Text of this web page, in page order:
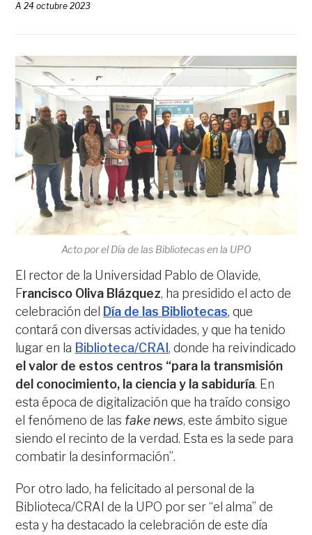
A24 octubre 2023
Acto por el Día de las Bibliotecas en la UPO
El rector de la Universidad Pablo de Olavide,
Francisco Oliva Blázquez, ha presidido el acto de
celebración del Día de las Bibliotecas, que
contará con diversas actividades, y que ha tenido
lugar en la Biblioteca/CRAI, donde ha reivindicado
el valor de estos centros “para la transmisión
del conocimiento, la ciencia y la sabiduría. En
esta época de digitalización que ha traído consigo
el fenómeno de las fake news, este ámbito sigue
siendo el recinto de la verdad. Esta es la sede para
combatir la desinformación”.
Por otro lado, ha felicitado al personal de la
Biblioteca/CRAI de la UPO por ser “el alma” de
esta y ha destacado la celebración de este día